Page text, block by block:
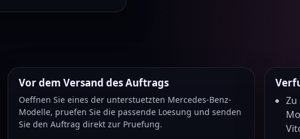
Vor dem Versand des Auftrags
Oeffnen Sie eines der unterstuetzten Mercedes-Benz-
Modelle, pruefen Sie die passende Loesung und senden
Sie den Auftrag direkt zur Pruefung.